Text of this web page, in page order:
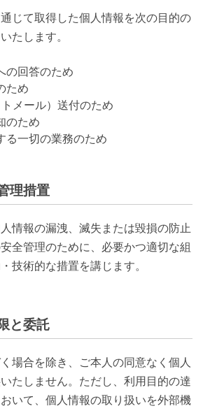
じて取得した個人情報を次の目的の
たします。
の回答のため
ため
メール）送付のため
のため
る一切の業務のため
理措置
情報の漏洩、滅失または毀損の防止
全管理のために、必要かつ適切な組
技術的な措置を講じます。
と委託
場合を除き、ご本人の同意なく個人
たしません。ただし、利用目的の達
いて、個人情報の取り扱いを外部機